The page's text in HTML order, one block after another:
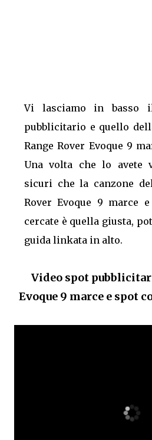
Vi lasciamo in basso
pubblicitario e quello
Range Rover Evoque 9
Una volta che lo avete
sicuri che la canzone
Rover Evoque 9 marce
cercate è quella giusta,
guida linkata in alto.
Video spot
Evoque 9 marce e spot